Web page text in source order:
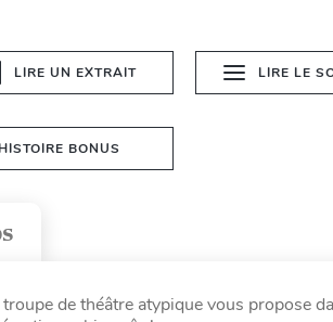
LIRE UN EXTRAIT LIRE LE
HISTOIRE BONUS
de théâtre atypique vous propose